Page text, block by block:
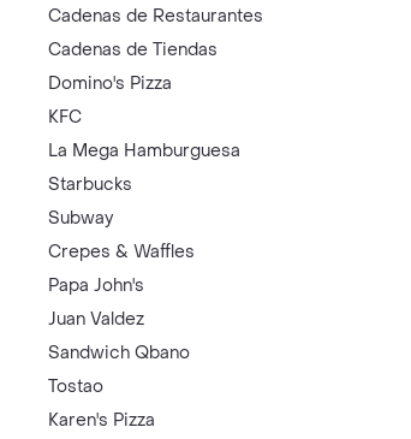
Cadenas de Restaurantes
Cadenas de Tiendas
Domino's Pizza
KFC
La Mega Hamburguesa
Starbucks
Subway
Crepes & Waffles
Papa John's
Juan Valdez
Sandwich Qbano
Tostao
Karen's Pizza